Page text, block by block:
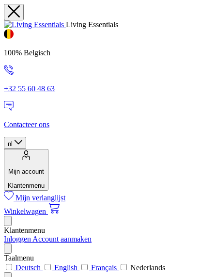
Living Essentials
100% Belgisch
+32 55 60 48 63
Contacteer ons
nl
Mijn account
Klantenmenu
Mijn verlanglijst
Winkelwagen
Klantenmenu
Inloggen Account aanmaken
Taalmenu
Deutsch
English Français Nederlands